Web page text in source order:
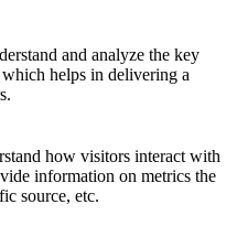
and analyze the key
helps in delivering a
how visitors interact with
information on metrics the
source, etc.